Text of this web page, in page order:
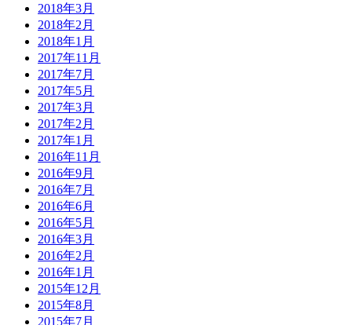
2018年3月
2018年2月
2018年1月
2017年11月
2017年7月
2017年5月
2017年3月
2017年2月
2017年1月
2016年11月
2016年9月
2016年7月
2016年6月
2016年5月
2016年3月
2016年2月
2016年1月
2015年12月
2015年8月
2015年7月